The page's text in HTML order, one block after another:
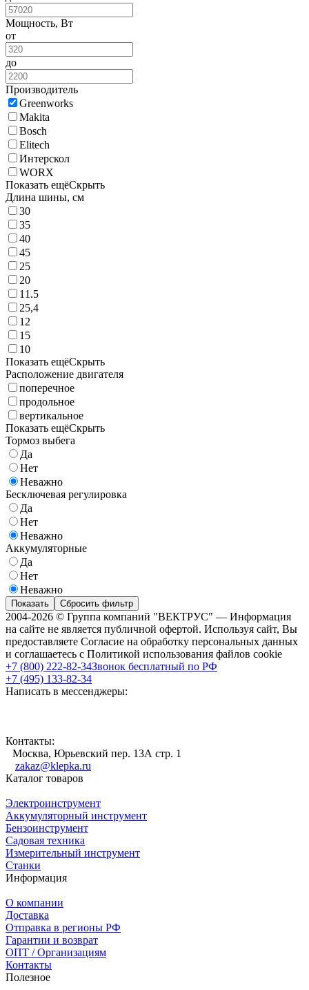
Мощность, Вт
от
до
Производитель
Greenworks
Makita
Bosch
Elitech
Интерскол
WORX
Показать ещёСкрыть
Длина шины, см
30
35
40
45
25
20
11.5
25,4
12
15
10
Показать ещёСкрыть
Расположение двигателя
поперечное
продольное
вертикальное
Показать ещёСкрыть
Тормоз выбега
Да
Нет
Неважно
Бесключевая регулировка
Да
Нет
Неважно
Аккумуляторные
Да
Нет
Неважно
Показать Сбросить фильтр
2004-2026 © Группа компаний "ВЕКТРУС" — Информация
на сайте не является публичной офертой. Используя сайт, Вы
предоставляете Согласие на обработку персональных данных
и соглашаетесь с Политикой использования файлов cookie
+7 (800) 222-82-34Звонок бесплатный по РФ
+7 (495) 133-82-34
Написать в мессенджеры:
Контакты:
Москва, Юрьевский пер. 13А стр. 1
zakaz@klepka.ru
Каталог товаров
Электроинструмент
Аккумуляторный инструмент
Бензоинструмент
Садовая техника
Измерительный инструмент
Станки
Информация
О компании
Доставка
Отправка в регионы РФ
Гарантии и возврат
ОПТ / Организациям
Контакты
Полезное